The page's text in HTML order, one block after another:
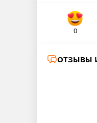
0
ОТЗЫВЫ